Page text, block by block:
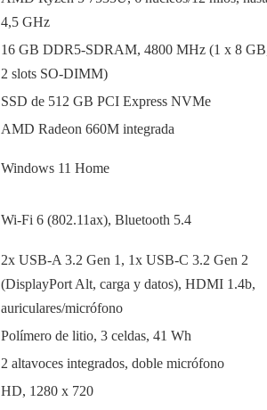
4,5 GHz
16 GB DDR5-SDRAM, 4800 MHz (1 x 8
2 slots SO-DIMM)
SSD de 512 GB PCI Express NVMe
AMD Radeon 660M integrada
Windows 11 Home
Wi-Fi 6 (802.11ax), Bluetooth 5.4
2x USB-A 3.2 Gen 1, 1x USB-C 3.2 Gen 2
(DisplayPort Alt, carga y datos), HDMI 1.4b,
auriculares/micrófono
Polímero de litio, 3 celdas, 41 Wh
2 altavoces integrados, doble micrófono
HD, 1280 x 720